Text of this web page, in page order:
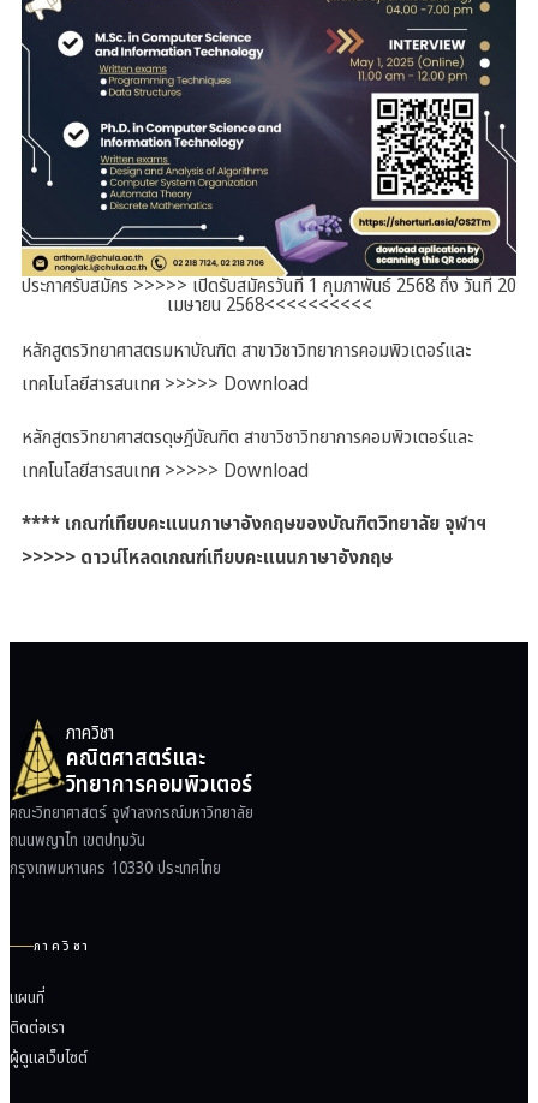
ประกาศรับสมัคร >>>>> เปิดรับสมัครวันที่ 1 กุมภาพันธ์ 2568 ถึง วันที่ 20
เมษายน 2568<<<<<<<<<<
หลักสูตรวิทยาศาสตรมหาบัณฑิต สาขาวิชาวิทยาการคอมพิวเตอร์และ
เทคโนโลยีสารสนเทศ >>>>> Download
หลักสูตรวิทยาศาสตรดุษฎีบัณฑิต สาขาวิชาวิทยาการคอมพิวเตอร์และ
เทคโนโลยีสารสนเทศ >>>>> Download
**** เกณฑ์เทียบคะแนนภาษาอังกฤษของบัณฑิตวิทยาลัย จุฬาฯ
>>>>> ดาวน์โหลดเกณฑ์เทียบคะแนนภาษาอังกฤษ
ภาควิชา
คณิตศาสตร์และ
วิทยาการคอมพิวเตอร์
คณะวิทยาศาสตร์ จุฬาลงกรณ์มหาวิทยาลัย
ถนนพญาไท เขตปทุมวัน
กรุงเทพมหานคร 10330 ประเทศไทย
ภาควิชา
แผนที่
ติดต่อเรา
ผู้ดูแลเว็บไซต์